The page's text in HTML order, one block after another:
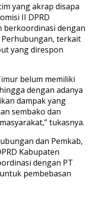
yang akrap disapa
II DPRD
berkoordinasi dengan
Perhubungan, terkait
yang direspon
belum memiliki
dengan adanya
dampak yang
sembako dan
tukasnya.
dan Pemkab,
Kabupaten
dengan PT
pembebasan